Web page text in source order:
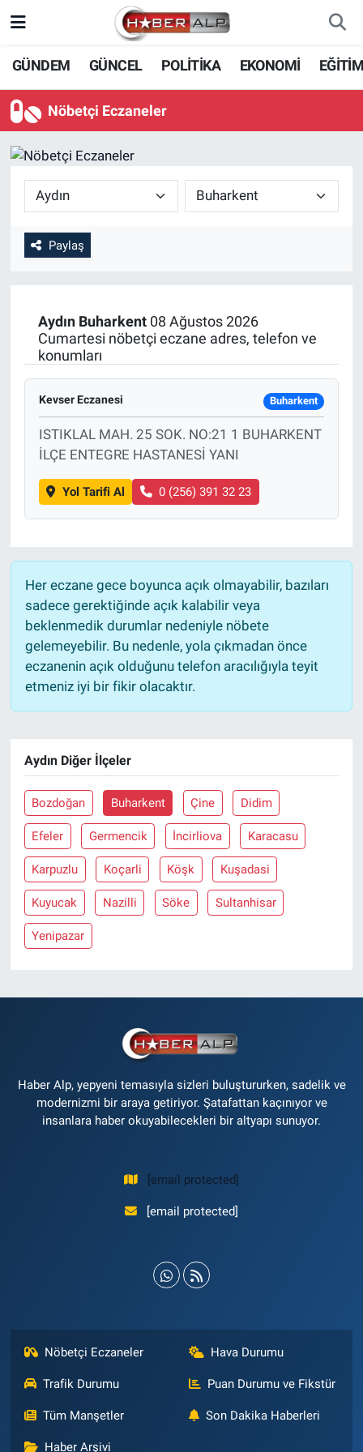
GÜNDEM GÜNCEL POLİTİKA EKONOMİ
Nöbetçi Eczaneler
Paylaş
Aydın Buharkent08 Ağustos 2026
Cumartesi nöbetçi eczane adres, telefon ve
konumları
Kevser Eczanesi Buharkent
ISTIKLAL MAH. 25 SOK. NO:21 1 BUHARKENT
İLÇE ENTEGRE HASTANESİ YANI
Yol Tarifi Al 0 (256) 391 32 23
Her eczane gece boyunca açık olmayabilir, bazıları
sadece gerektiğinde açık kalabilir veya
beklenmedik durumlar nedeniyle nöbete
gelemeyebilir. Bu nedenle, yola çıkmadan önce
eczanenin açık olduğunu telefon aracılığıyla teyit
etmeniz iyi bir fikir olacaktır.
Aydın Diğer İlçeler
Bozdoğan Buharkent Çine Didim
Efeler Germencik İncirliova Karacasu
Karpuzlu Koçarli Köşk Kuşadasi
Kuyucak Nazilli Söke Sultanhisar
Yenipazar
Haber Alp, yepyeni temasıyla sizleri buluştururken, sadelik ve
modernizmi bir araya getiriyor. Şatafattan kaçınıyor ve
insanlara haber okuyabilecekleri bir altyapı sunuyor.
[email protected]
[email protected]
Nöbetçi Eczaneler Hava Durumu
Trafik Durumu Puan Durumu ve Fikstür
Tüm Manşetler Son Dakika Haberleri
Haber Arşivi
Nöbetçi Eczaneler
Hava Durumu
Süper Lig Puan Durumu ve Fikstür